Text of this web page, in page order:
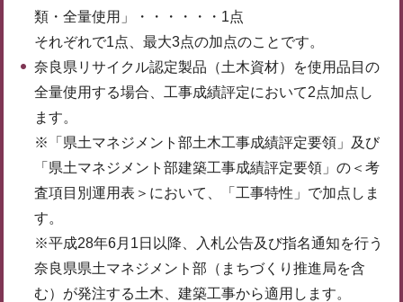
類・全量使用」・・・・・・1点
それぞれで1点、最大3点の加点のことです。
奈良県リサイクル認定製品（土木資材）を使用品目の
全量使用する場合、工事成績評定において2点加点し
ます。
※「県土マネジメント部土木工事成績評定要領」及び
「県土マネジメント部建築工事成績評定要領」の＜考
査項目別運用表＞において、「工事特性」で加点しま
す。
※平成28年6月1日以降、入札公告及び指名通知を行う
奈良県県土マネジメント部（まちづくり推進局を含
む）が発注する土木、建築工事から適用します。